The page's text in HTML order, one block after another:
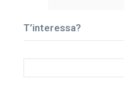
T’interessa?